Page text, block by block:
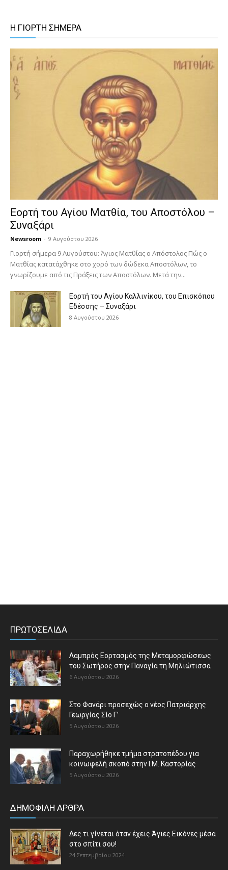
Η ΓΙΟΡΤΗ ΣΗΜΕΡΑ
Εορτή του Αγίου Ματθία, του Αποστόλου –
Συναξάρι
Newsroom - 9 Αυγούστου 2026
Γιορτή σήμερα 9 Αυγούστου: Άγιος Ματθίας ο Απόστολος Πώς ο
Ματθίας κατατάχθηκε στο χορό των δώδεκα Αποστόλων, το
γνωρίζουμε από τις Πράξεις των Αποστόλων. Μετά την...
Εορτή του Αγίου Καλλινίκου, του Επισκόπου
Εδέσσης – Συναξάρι
8 Αυγούστου 2026
ΠΡΩΤΟΣΕΛΙΔΑ
Λαμπρός Εορτασμός της Μεταμορφώσεως
του Σωτήρος στην Παναγία τη Μηλιώτισσα
6 Αυγούστου 2026
Στο Φανάρι προσεχώς ο νέος Πατριάρχης
Γεωργίας Σίο Γ’
5 Αυγούστου 2026
Παραχωρήθηκε τμήμα στρατοπέδου για
κοινωφελή σκοπό στην Ι.Μ. Καστορίας
5 Αυγούστου 2026
ΔΗΜΟΦΙΛΗ ΑΡΘΡΑ
Δες τι γίνεται όταν έχεις Άγιες Εικόνες μέσα
στο σπίτι σου!
24 Σεπτεμβρίου 2024